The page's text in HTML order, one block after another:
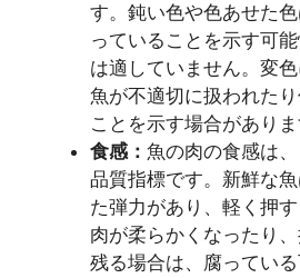
す。鈍い色や色あせた
っていることを示す可
は適していません。変色
魚が不適切に扱われた
ことを示す場合がありま
食感： 魚の肉の食感は
品質指標です。新鮮な
た弾力があり、軽く押す
肉が柔らかくなったり
残る場合は、腐ってい